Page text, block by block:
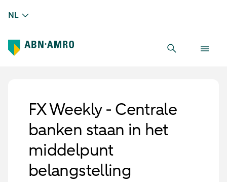
NL
FX Weekly - Centrale
banken staan in het
middelpunt
belangstelling